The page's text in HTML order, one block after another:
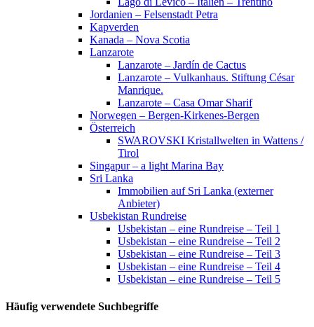
Jordanien – Felsenstadt Petra
Kapverden
Kanada – Nova Scotia
Lanzarote
Lanzarote – Jardín de Cactus
Lanzarote – Vulkanhaus. Stiftung César
Manrique.
Lanzarote – Casa Omar Sharif
Norwegen – Bergen-Kirkenes-Bergen
Österreich
SWAROVSKI Kristallwelten in Wattens /
Tirol
Singapur – a light Marina Bay
Sri Lanka
Immobilien auf Sri Lanka (externer
Anbieter)
Usbekistan Rundreise
Usbekistan – eine Rundreise – Teil 1
Usbekistan – eine Rundreise – Teil 2
Usbekistan – eine Rundreise – Teil 3
Usbekistan – eine Rundreise – Teil 4
Usbekistan – eine Rundreise – Teil 5
Häufig verwendete Suchbegriffe